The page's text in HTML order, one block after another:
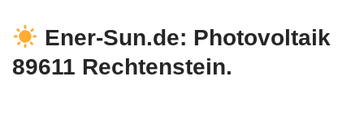
Ener-Sun.de: Photovoltaik
89611 Rechtenstein.